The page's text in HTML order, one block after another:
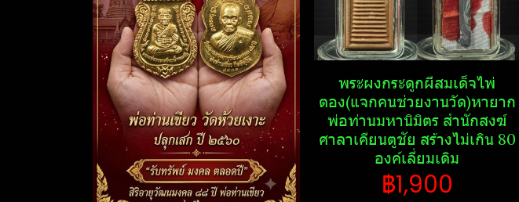
พระผงกระดูก​ผี​สมเด็จไพ่
ตอง(แจกคนช่วยงานวัด)หายาก
พ่อท่านมหานิ​มิตร​ สำนักสงฆ์​
ศาลา​เคียน​ตู​ชัย​ สร้างไม่เกิน 80
องค์เลี่ยมเดิม
฿1,900